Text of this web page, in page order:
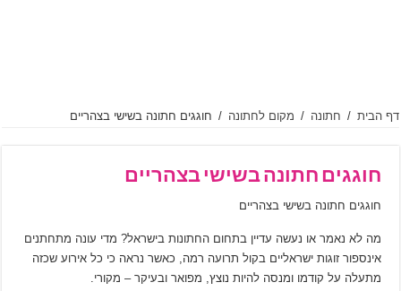
דף הבית / חתונה / מקום לחתונה / חוגגים חתונה בשישי בצהריים
חוגגים חתונה בשישי בצהריים
חוגגים חתונה בשישי בצהריים
מה לא נאמר או נעשה עדיין בתחום החתונות בישראל? מדי עונה מתחתנים
אינספור זוגות ישראליים בקול תרועה רמה, כאשר נראה כי כל אירוע שכזה
מתעלה על קודמו ומנסה להיות נוצץ, מפואר ובעיקר – מקורי.